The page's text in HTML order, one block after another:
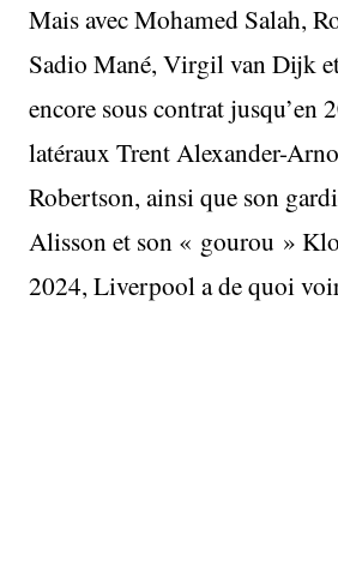
Mais avec Mohamed Salah,
Sadio Mané, Virgil van Dijk
encore sous contrat jusqu’en
latéraux Trent Alexander-
Robertson, ainsi que son
Alisson et son « gourou »
2024, Liverpool a de quoi